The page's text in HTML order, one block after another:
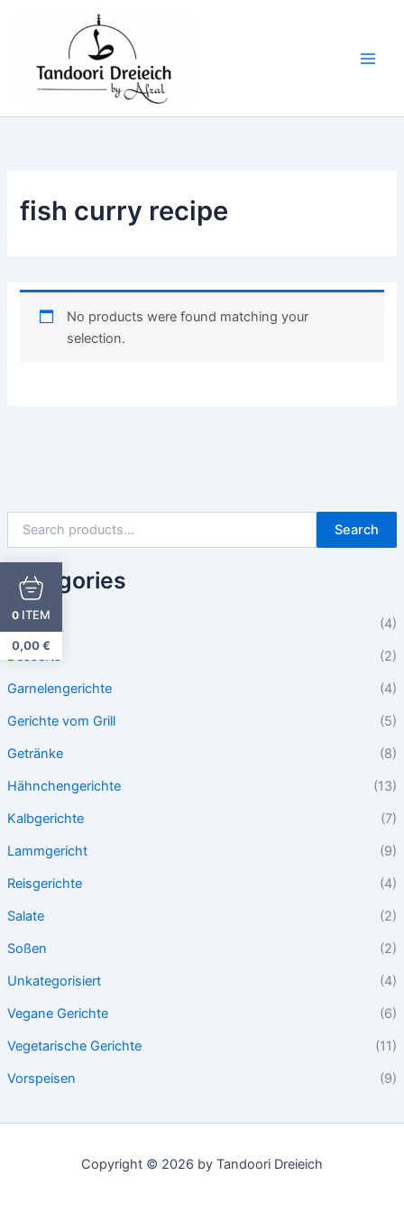
f
Search
Categories
Beilagen
(4)
Desserts
(2)
Garnelengerichte
(4)
Gerichte vom Grill
(5)
Getränke
(8)
Hähnchengerichte
(13)
Kalbgerichte
(7)
Lammgericht
(9)
Reisgerichte
(4)
Salate
(2)
Soßen
(2)
Unkategorisiert
(4)
Vegane Gerichte
(6)
Vegetarische Gerichte
(11)
Vorspeisen
(9)
fish curry recipe
No products were found matching your
selection.
Copyright © 2026 by Tandoori Dreieich
0 ITEM
0,00€